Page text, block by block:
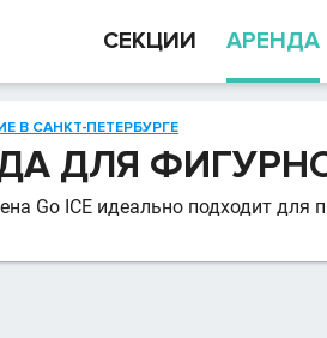
СЕКЦИИ АРЕНДА
В САНКТ-ПЕТЕРБУРГЕ
ДЛЯ
Go ICE идеально подходит для